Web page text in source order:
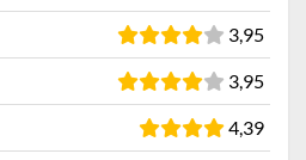
3,95
3,95
4,39